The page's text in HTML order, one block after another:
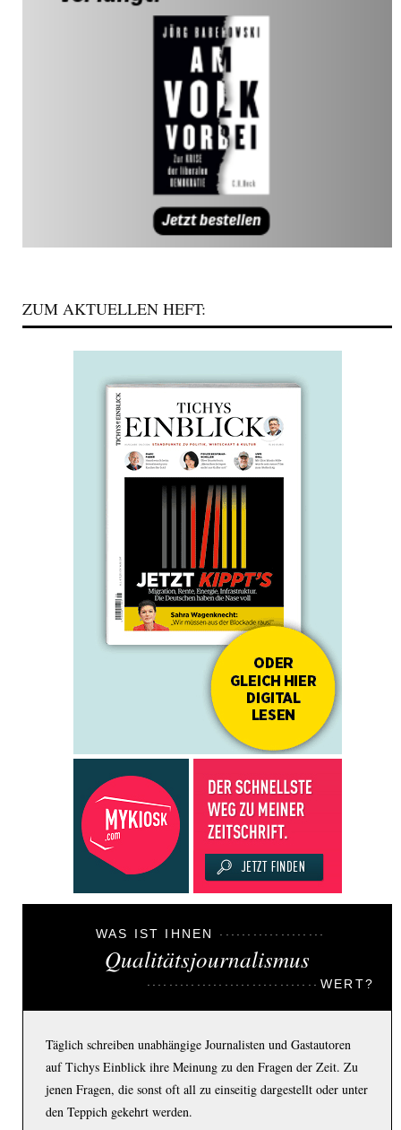
ZUM AKTUELLEN HEFT:
WAS IST IHNEN
Qualitätsjournalismus
WERT?
Täglich schreiben unabhängige Journalisten und Gastautoren
auf Tichys Einblick ihre Meinung zu den Fragen der Zeit. Zu
jenen Fragen, die sonst oft all zu einseitig dargestellt oder unter
den Teppich gekehrt werden.